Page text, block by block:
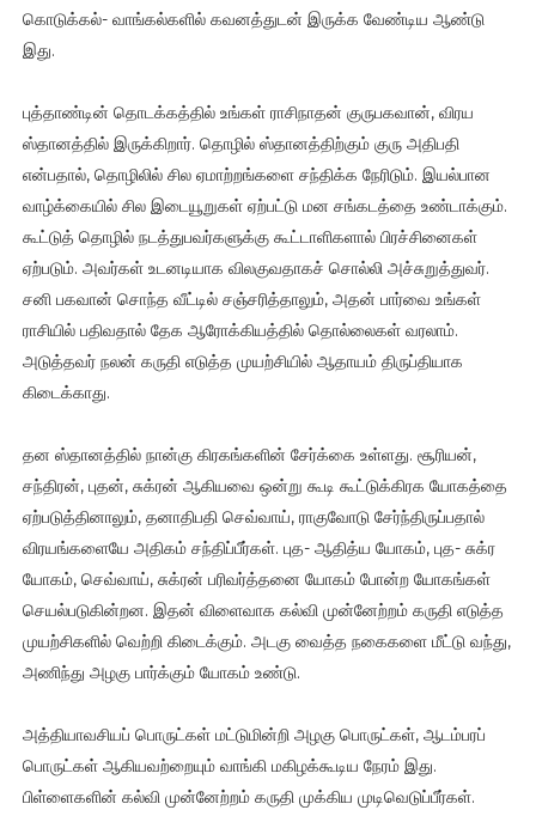
கொடுக்கல்- வாங்கல்களில் கவனத்துடன் இருக்க வேண்டிய ஆண்டு
இது.
புத்தாண்டின் தொடக்கத்தில் உங்கள் ராசிநாதன் குருபகவான், விரய
ஸ்தானத்தில் இருக்கிறார். தொழில் ஸ்தானத்திற்கும் குரு அதிபதி
என்பதால், தொழிலில் சில ஏமாற்றங்களை சந்திக்க நேரிடும். இயல்பான
வாழ்க்கையில் சில இடையூறுகள் ஏற்பட்டு மன சங்கடத்தை உண்டாக்கும்.
கூட்டுத் தொழில் நடத்துபவர்களுக்கு கூட்டாளிகளால் பிரச்சினைகள்
ஏற்படும். அவர்கள் உடனடியாக விலகுவதாகச் சொல்லி அச்சுறுத்துவர்.
சனி பகவான் சொந்த வீட்டில் சஞ்சரித்தாலும், அதன் பார்வை உங்கள்
ராசியில் பதிவதால் தேக ஆரோக்கியத்தில் தொல்லைகள் வரலாம்.
அடுத்தவர் நலன் கருதி எடுத்த முயற்சியில் ஆதாயம் திருப்தியாக
கிடைக்காது.
தன ஸ்தானத்தில் நான்கு கிரகங்களின் சேர்க்கை உள்ளது. சூரியன்,
சந்திரன், புதன், சுக்ரன் ஆகியவை ஒன்று கூடி கூட்டுக்கிரக யோகத்தை
ஏற்படுத்தினாலும், தனாதிபதி செவ்வாய், ராகுவோடு சேர்ந்திருப்பதால்
விரயங்களையே அதிகம் சந்திப்பீர்கள். புத- ஆதித்ய யோகம், புத- சுக்ர
யோகம், செவ்வாய், சுக்ரன் பரிவர்த்தனை யோகம் போன்ற யோகங்கள்
செயல்படுகின்றன. இதன் விளைவாக கல்வி முன்னேற்றம் கருதி எடுத்த
முயற்சிகளில் வெற்றி கிடைக்கும். அடகு வைத்த நகைகளை மீட்டு வந்து,
அணிந்து அழகு பார்க்கும் யோகம் உண்டு.
அத்தியாவசியப் பொருட்கள் மட்டுமின்றி அழகு பொருட்கள், ஆடம்பரப்
பொருட்கள் ஆகியவற்றையும் வாங்கி மகிழக்கூடிய நேரம் இது.
பிள்ளைகளின் கல்வி முன்னேற்றம் கருதி முக்கிய முடிவெடுப்பீர்கள்.